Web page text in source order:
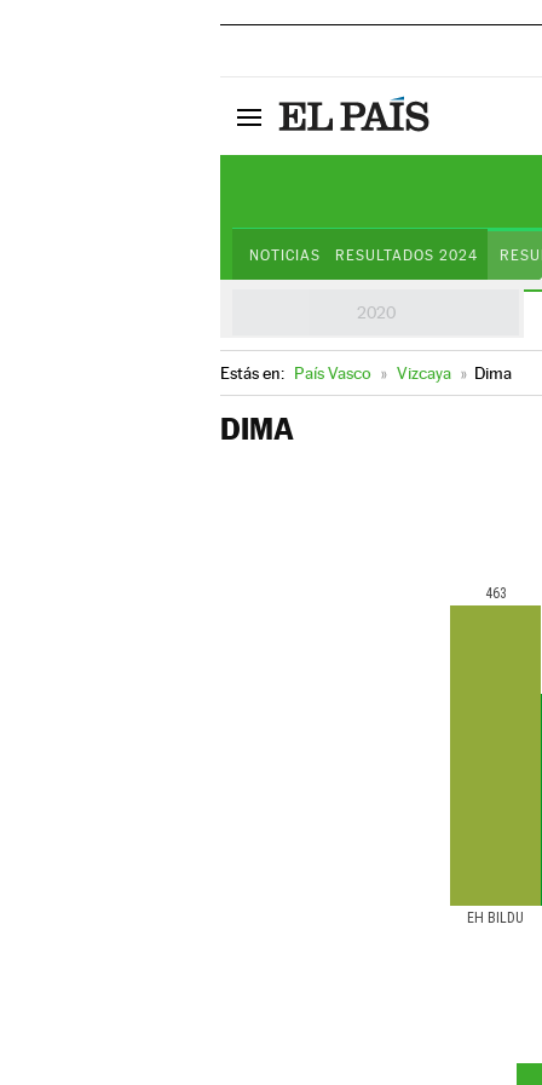
NOTICIAS RESULTADOS 2024
2020
Estás en: País Vasco » Vizcaya » Dima
DIMA
EH BILDU
463